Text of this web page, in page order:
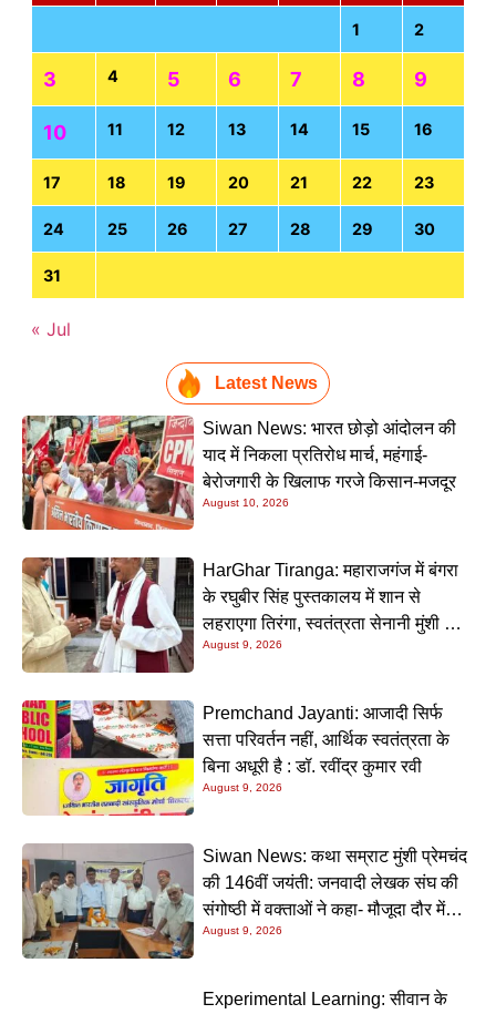
1 2
3 4 5 6 7 8 9
10 11 12 13 14 15 16
17 18 19 20 21 22 23
24 25 26 27 28 29 30
31
« Jul
Latest News
Siwan News: भारत छोड़ो आंदोलन की
याद में निकला प्रतिरोध मार्च, महंगाई-
बेरोजगारी के खिलाफ गरजे किसान-मजदूर
August 10, 2026
HarGhar Tiranga: महाराजगंज में बंगरा
के रघुबीर सिंह पुस्तकालय में शान से
लहराएगा तिरंगा, स्वतंत्रता सेनानी मुंशी सिंह
होंगे मुख्य अतिथि
August 9, 2026
Premchand Jayanti: आजादी सिर्फ
सत्ता परिवर्तन नहीं, आर्थिक स्वतंत्रता के
बिना अधूरी है : डॉ. रवींद्र कुमार रवी
August 9, 2026
Siwan News: कथा सम्राट मुंशी प्रेमचंद
की 146वीं जयंती: जनवादी लेखक संघ की
संगोष्ठी में वक्ताओं ने कहा- मौजूदा दौर में
प्रेमचंद की रचनाएं और अधिक प्रासंगिक
August 9, 2026
Experimental Learning: सीवान के